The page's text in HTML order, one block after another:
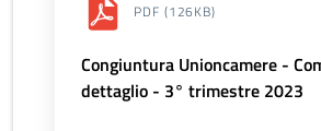
PDF (126KB)
Congiuntura Unioncamere -
dettaglio - 3° trimestre 2023